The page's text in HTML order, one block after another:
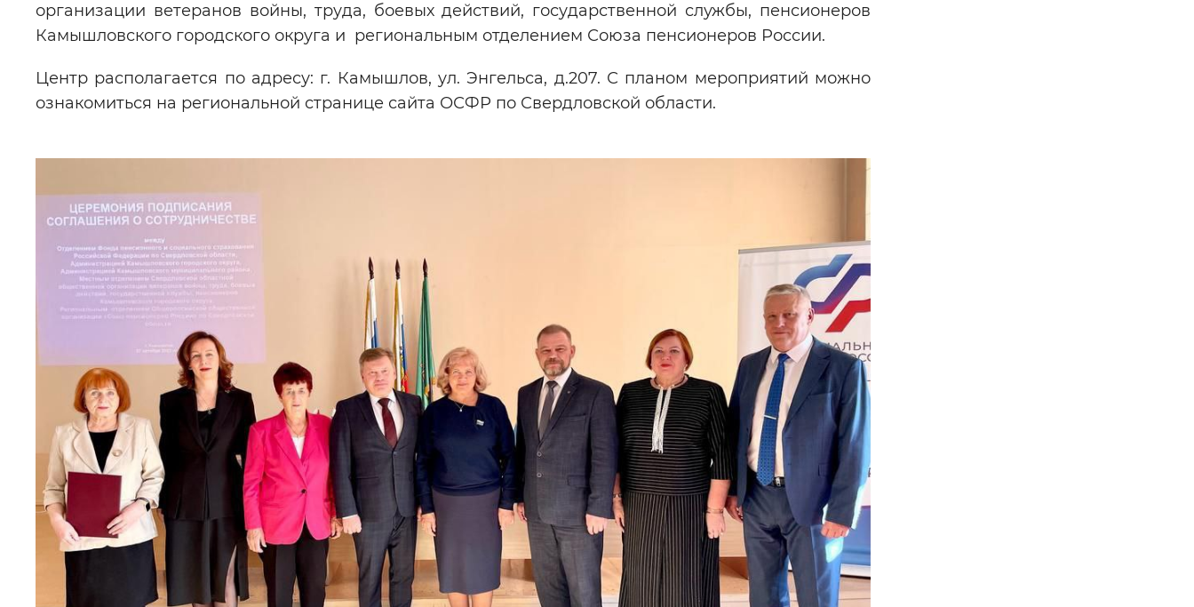
организации ветеранов войны, труда, боевых действий, государственной службы, пенсионеров
Камышловского городского округа и региональным отделением Союза пенсионеров России.
Центр располагается по адресу: г. Камышлов, ул. Энгельса, д.207. С планом мероприятий можно
ознакомиться на региональной странице сайта ОСФР по Свердловской области.